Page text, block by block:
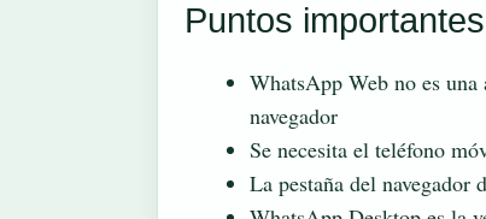
Puntos
WhatsApp Web no es
navegador
Se necesita el teléfono
La pestaña del navegador